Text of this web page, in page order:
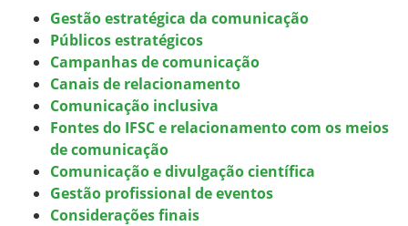
Gestão estratégica da comunicação
Públicos estratégicos
Campanhas de comunicação
Canais de relacionamento
Comunicação inclusiva
Fontes do IFSC e relacionamento com os meios
de comunicação
Comunicação e divulgação científica
Gestão profissional de eventos
Considerações finais